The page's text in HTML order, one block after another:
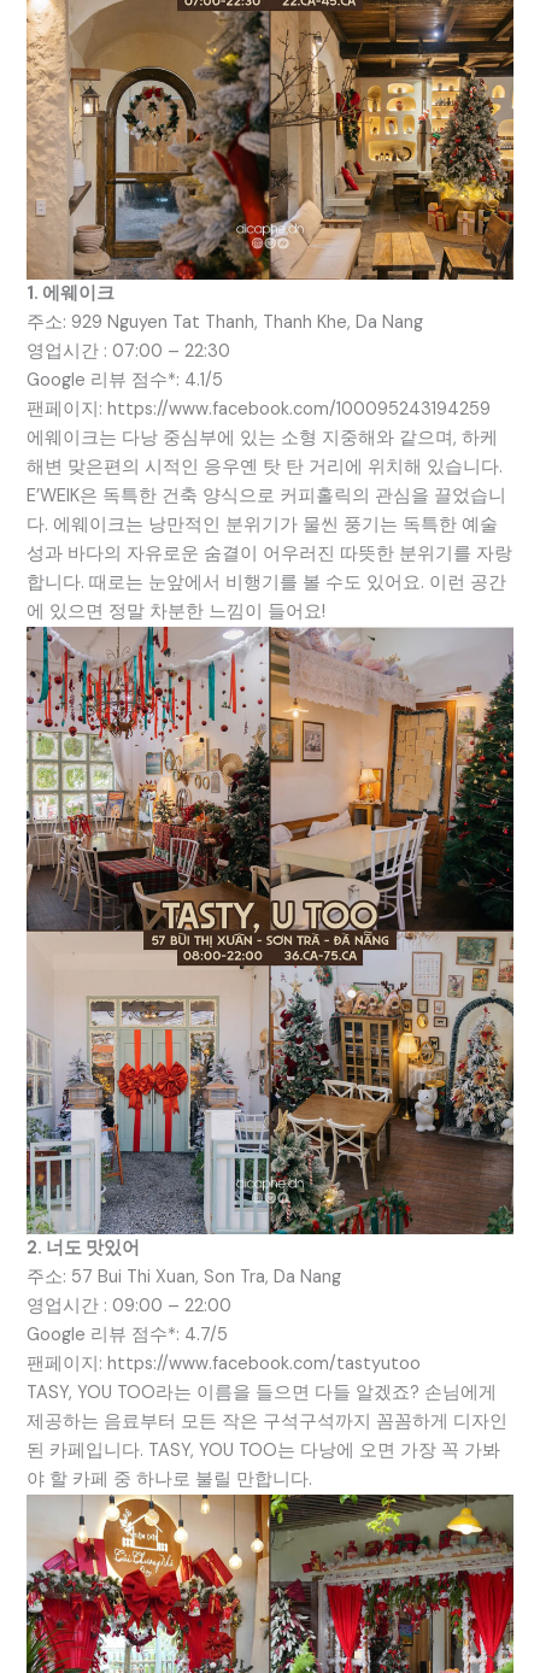
1. 에웨이크
주소: 929 Nguyen Tat Thanh, Thanh Khe, Da Nang
영업시간 : 07:00 – 22:30
Google 리뷰 점수*: 4.1/5
팬페이지: https://www.facebook.com/100095243194259
에웨이크는 다낭 중심부에 있는 소형 지중해와 같으며, 하케
해변 맞은편의 시적인 응우옌 탓 탄 거리에 위치해 있습니다.
E’WEIK은 독특한 건축 양식으로 커피홀릭의 관심을 끌었습니
다. 에웨이크는 낭만적인 분위기가 물씬 풍기는 독특한 예술
성과 바다의 자유로운 숨결이 어우러진 따뜻한 분위기를 자랑
합니다. 때로는 눈앞에서 비행기를 볼 수도 있어요. 이런 공간
에 있으면 정말 차분한 느낌이 들어요!
2. 너도 맛있어
주소: 57 Bui Thi Xuan, Son Tra, Da Nang
영업시간 : 09:00 – 22:00
Google 리뷰 점수*: 4.7/5
팬페이지: https://www.facebook.com/tastyutoo
TASY, YOU TOO라는 이름을 들으면 다들 알겠죠? 손님에게
제공하는 음료부터 모든 작은 구석구석까지 꼼꼼하게 디자인
된 카페입니다. TASY, YOU TOO는 다낭에 오면 가장 꼭 가봐
야 할 카페 중 하나로 불릴 만합니다.